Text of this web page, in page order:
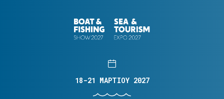
18-21 ΜΑΡΤΙΟΥ 2027